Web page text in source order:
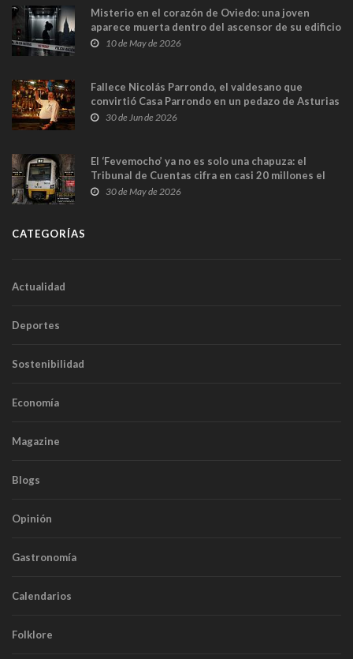
Misterio en el corazón de Oviedo: una joven
aparece muerta dentro del ascensor de su edificio
y las cámaras captan sus últimos minutos
10 de May de 2026
Fallece Nicolás Parrondo, el valdesano que
convirtió Casa Parrondo en un pedazo de Asturias
en Madrid
30 de Jun de 2026
El ‘Fevemocho’ ya no es solo una chapuza: el
Tribunal de Cuentas cifra en casi 20 millones el
sobrecoste de los trenes que no cabían por los
30 de May de 2026
CATEGORÍAS
Actualidad
Deportes
Sostenibilidad
Economía
Magazine
Blogs
Opinión
Gastronomía
Calendarios
Folklore